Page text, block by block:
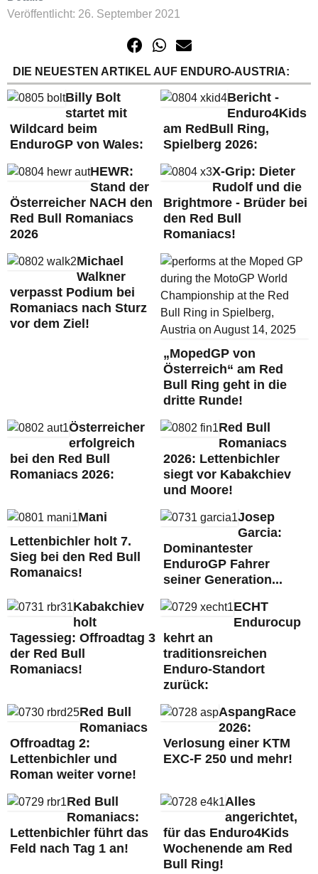
Veröffentlicht: 26. September 2021
DIE NEUESTEN ARTIKEL AUF ENDURO-AUSTRIA:
Billy Bolt
startet mit
Wildcard beim
EnduroGP von Wales:
Bericht -
Enduro4Kids
am RedBull Ring,
Spielberg 2026:
HEWR:
Stand der
Österreicher NACH den
Red Bull Romaniacs
2026
X-Grip: Dieter
Rudolf und die
Brightmore - Brüder bei
den Red Bull
Romaniacs!
Michael
Walkner
verpasst Podium bei
Romaniacs nach Sturz
vor dem Ziel!
„MopedGP von
Österreich“ am Red
Bull Ring geht in die
dritte Runde!
Österreicher
erfolgreich
bei den Red Bull
Romaniacs 2026:
Red Bull
Romaniacs
2026: Lettenbichler
siegt vor Kabakchiev
und Moore!
Mani
Lettenbichler holt 7.
Sieg bei den Red Bull
Romanaics!
Josep
Garcia:
Dominantester
EnduroGP Fahrer
seiner Generation...
Kabakchiev
holt
Tagessieg: Offroadtag 3
der Red Bull
Romaniacs!
ECHT
Endurocup
kehrt an
traditionsreichen
Enduro-Standort
zurück:
Red Bull
Romaniacs
Offroadtag 2:
Lettenbichler und
Roman weiter vorne!
AspangRace
2026:
Verlosung einer KTM
EXC-F 250 und mehr!
Red Bull
Romaniacs:
Lettenbichler führt das
Feld nach Tag 1 an!
Alles
angerichtet,
für das Enduro4Kids
Wochenende am Red
Bull Ring!